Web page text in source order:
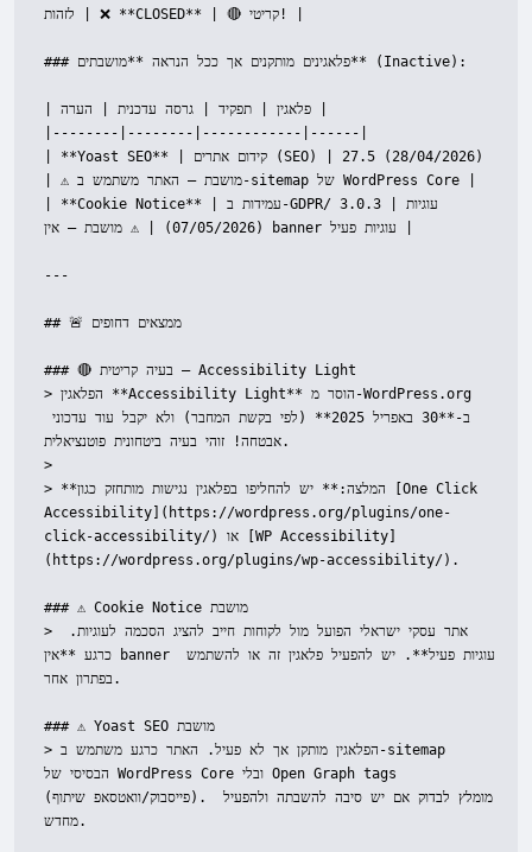
לזהות | ❌ **CLOSED** | 🔴 קריטי! |
### פלאגינים מותקנים אך ככל הנראה **מושבתים** (Inactive):
|--------|--------|------------|------|
| **Yoast SEO** | קידום אתרים (SEO) | 27.5 (28/04/2026)
| ⚠️ מושבת – האתר משתמש ב-sitemap של WordPress Core |
| **Cookie Notice** | עמידות ב-GDPR/עוגיות | 3.0.3
(07/05/2026) | ⚠️ מושבת – אין banner עוגיות פעיל |
---
## 🚨 ממצאים דחופים
### 🔴 בעיה קריטית – Accessibility Light
> הפלאגין **Accessibility Light** הוסר מ-WordPress.org
אבטחה! זוהי בעיה ביטחונית פוטנציאלית.
>
> **המלצה:** יש להחליפו בפלאגין נגישות מותחזק כגון [One Click
Accessibility](https://wordpress.org/plugins/one-
click-accessibility/) או [WP Accessibility]
(https://wordpress.org/plugins/wp-accessibility/).
### ⚠️ Cookie Notice מושבת
> אתר עסקי ישראלי הפועל מול לקוחות חייב להציג הסכמה לעוגיות.
כרגע **אין banner עוגיות פעיל**. יש להפעיל פלאגין זה או להשתמש
בפתרון אחר.
### ⚠️ Yoast SEO מושבת
> הפלאגין מותקן אך לא פעיל. האתר כרגע משתמש ב-sitemap
הבסיסי של WordPress Core ובלי Open Graph tags
(פייסבוק/וואטסאפ שיתוף). מומלץ לבדוק אם יש סיבה להשבתה ולהפעיל
מחדש.